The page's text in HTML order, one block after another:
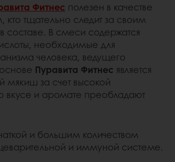
Фитнес полезен в качестве
тщательно следит за своим
составе. В смеси содержатся
необходимые для
человека, ведущего
Пуравита Фитнес является
мякиш за счет высокой
вкусе и аромате преобладают
и большим количеством
и иммуной системе.